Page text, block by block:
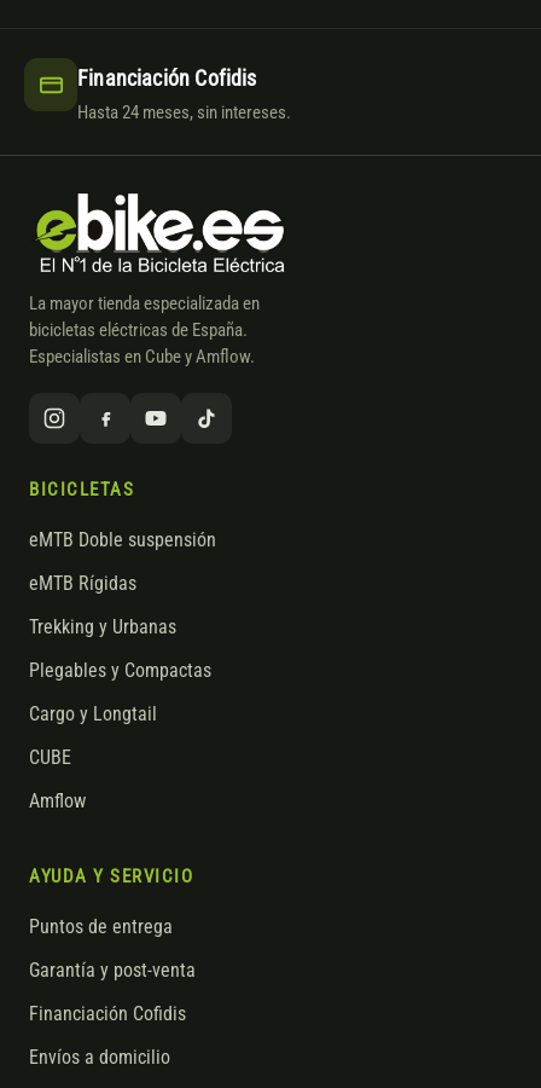
Financiación Cofidis
Hasta 24 meses, sin intereses.
La mayor tienda especializada en
bicicletas eléctricas de España.
Especialistas en Cube y Amflow.
BICICLETAS
eMTB Doble suspensión
eMTB Rígidas
Trekking y Urbanas
Plegables y Compactas
Cargo y Longtail
CUBE
Amflow
AYUDA Y SERVICIO
Puntos de entrega
Garantía y post-venta
Financiación Cofidis
Envíos a domicilio